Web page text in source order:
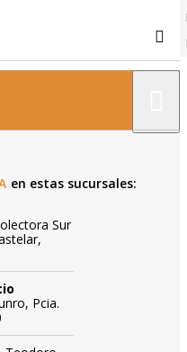
en estas sucursales:
Sur
Pcia.